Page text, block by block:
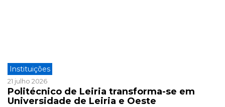
Instituições
21 julho 2026
Politécnico de Leiria transforma-se em
Universidade de Leiria e Oeste